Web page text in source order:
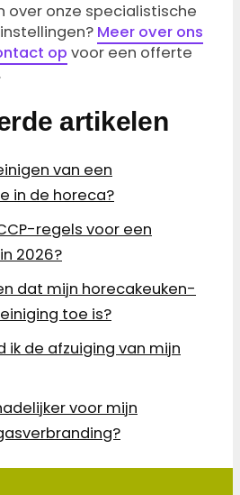
over onze specialistische
Meer over ons
op voor een offerte
artikelen
van een
in de horeca?
regels voor een
2026?
dat mijn horecakeuken-
toe is?
ik de afzuiging van mijn
voor mijn